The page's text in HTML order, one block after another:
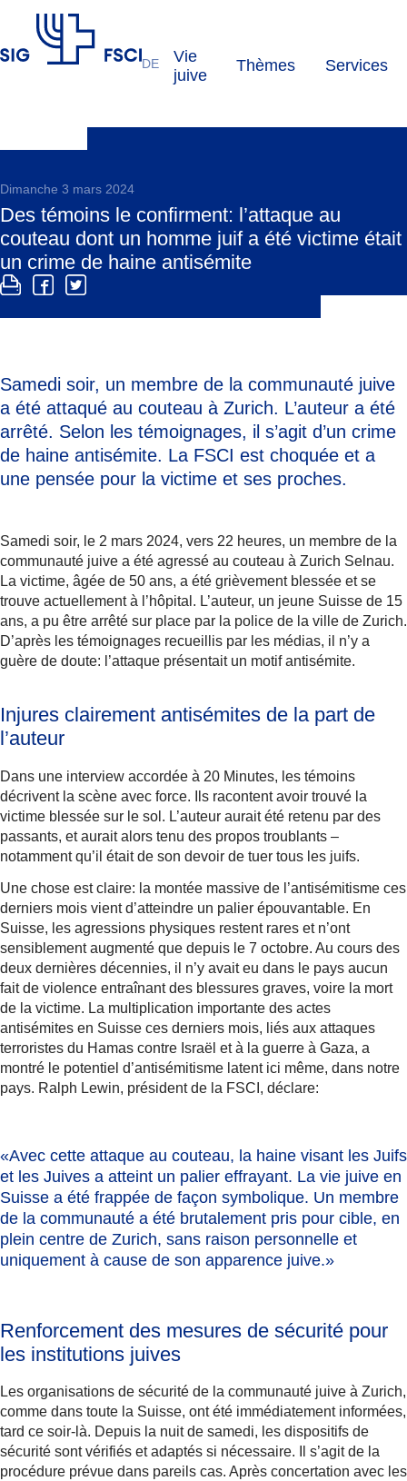
DE
Vie
juive
Thèmes Services
Dimanche 3 mars 2024
Des témoins le confirment: l’attaque au
couteau dont un homme juif a été victime était
un crime de haine antisémite
Samedi soir, un membre de la communauté juive
a été attaqué au couteau à Zurich. L’auteur a été
arrêté. Selon les témoignages, il s’agit d’un crime
de haine antisémite. La FSCI est choquée et a
une pensée pour la victime et ses proches.
Samedi soir, le 2 mars 2024, vers 22 heures, un membre de la
communauté juive a été agressé au couteau à Zurich Selnau.
La victime, âgée de 50 ans, a été grièvement blessée et se
trouve actuellement à l’hôpital. L’auteur, un jeune Suisse de 15
ans, a pu être arrêté sur place par la police de la ville de Zurich.
D’après les témoignages recueillis par les médias, il n’y a
guère de doute: l’attaque présentait un motif antisémite.
Injures clairement antisémites de la part de
l’auteur
Dans une interview accordée à 20 Minutes, les témoins
décrivent la scène avec force. Ils racontent avoir trouvé la
victime blessée sur le sol. L’auteur aurait été retenu par des
passants, et aurait alors tenu des propos troublants –
notamment qu’il était de son devoir de tuer tous les juifs.
Une chose est claire: la montée massive de l’antisémitisme ces
derniers mois vient d’atteindre un palier épouvantable. En
Suisse, les agressions physiques restent rares et n’ont
sensiblement augmenté que depuis le 7 octobre. Au cours des
deux dernières décennies, il n’y avait eu dans le pays aucun
fait de violence entraînant des blessures graves, voire la mort
de la victime. La multiplication importante des actes
antisémites en Suisse ces derniers mois, liés aux attaques
terroristes du Hamas contre Israël et à la guerre à Gaza, a
montré le potentiel d’antisémitisme latent ici même, dans notre
pays. Ralph Lewin, président de la FSCI, déclare:
«Avec cette attaque au couteau, la haine visant les Juifs
et les Juives a atteint un palier effrayant. La vie juive en
Suisse a été frappée de façon symbolique. Un membre
de la communauté a été brutalement pris pour cible, en
plein centre de Zurich, sans raison personnelle et
uniquement à cause de son apparence juive.»
Renforcement des mesures de sécurité pour
les institutions juives
Les organisations de sécurité de la communauté juive à Zurich,
comme dans toute la Suisse, ont été immédiatement informées,
tard ce soir-là. Depuis la nuit de samedi, les dispositifs de
sécurité sont vérifiés et adaptés si nécessaire. Il s’agit de la
procédure prévue dans pareils cas. Après concertation avec les